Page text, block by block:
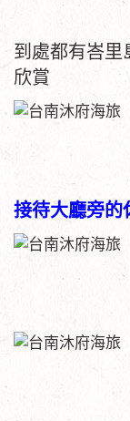
到處都有峇里
欣賞
接待大廳旁的